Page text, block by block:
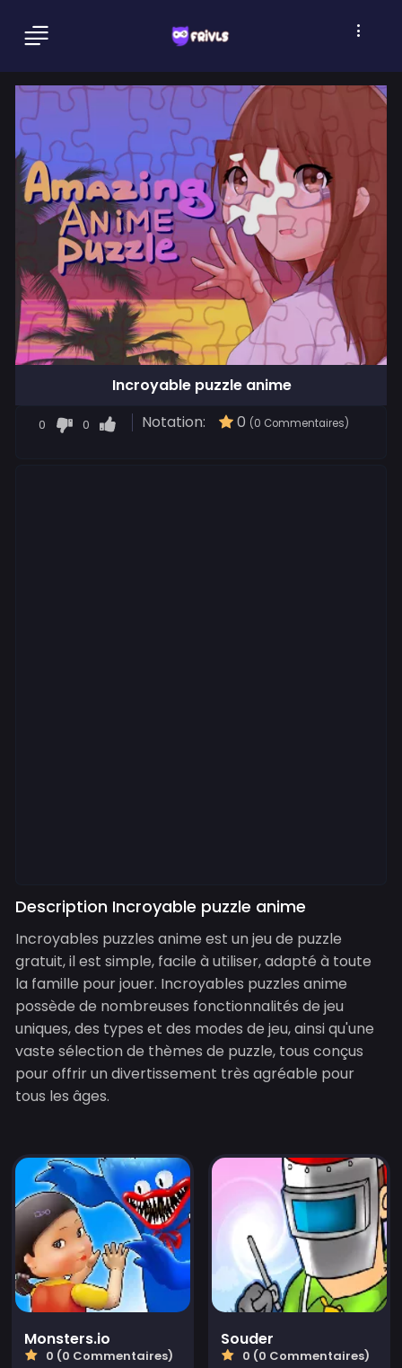
Incroyable puzzle anime
0 0 Notation: 0 (0 Commentaires)
Description Incroyable puzzle anime
Incroyables puzzles anime est un jeu de puzzle
gratuit, il est simple, facile à utiliser, adapté à toute
la famille pour jouer. Incroyables puzzles anime
possède de nombreuses fonctionnalités de jeu
uniques, des types et des modes de jeu, ainsi qu'une
vaste sélection de thèmes de puzzle, tous conçus
pour offrir un divertissement très agréable pour
tous les âges.
Monsters.io
0 (0 Commentaires)
Souder
0 (0 Commentaires)